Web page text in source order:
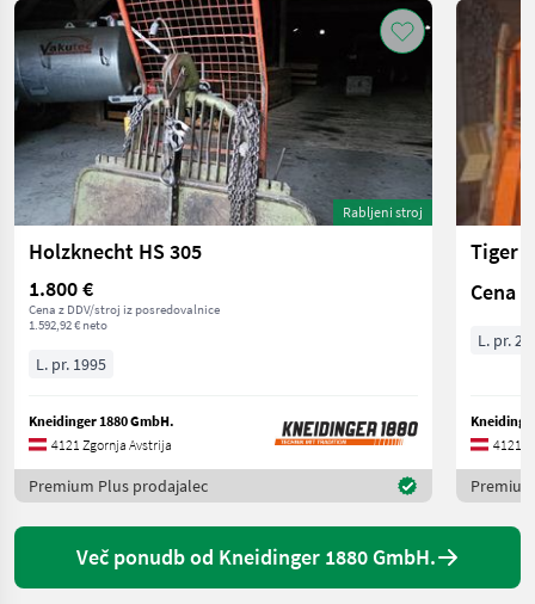
Rabljeni stroj
Holzknecht HS 305
1.800 €
Cena z DDV/stroj iz posredovalnice
1.592,92 € neto
L. pr. 1995
Kneidinger 1880 GmbH.
4121 Zgornja Avstrija
Premium Plus prodajalec
Tiger
Cena
L. pr.
4121
Več ponudb od Kneidinger 1880 GmbH.